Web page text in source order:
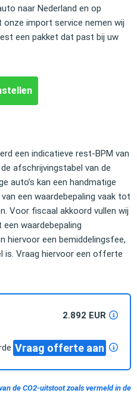
naar Nederland en op
onze import service nemen wij
een pakket dat past bij uw
een indicatieve rest-BPM van
afschrijvingstabel van de
auto’s kan een handmatige
een waardebepaling vaak tot
Voor fiscaal akkoord vullen wij
waardebepaling
hiervoor een bemiddelingsfee,
is. Vraag hiervoor een offerte
2.892 EUR
Vraag offerte aan
de CO2-uitstoot zoals vermeld in de